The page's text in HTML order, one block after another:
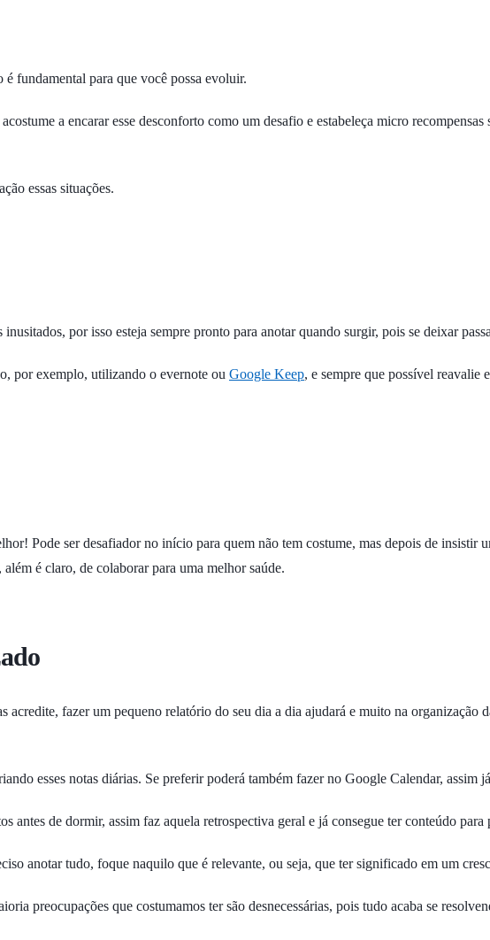
fundamental para que você possa evoluir.
a encarar esse desconforto como um desafio e estabeleça micro recompensas
essas situações.
por isso esteja sempre pronto para anotar quando surgir, pois se deixar
por exemplo, utilizando o evernote ou Google Keep, e sempre que possível reavalie
Pode ser desafiador no início para quem não tem costume, mas depois de
é claro, de colaborar para uma melhor saúde.
acredite, fazer um pequeno relatório do seu dia a dia ajudará e muito na organização
esses notas diárias. Se preferir poderá também fazer no Google Calendar, assim
antes de dormir, assim faz aquela retrospectiva geral e já consegue ter conteúdo para
anotar tudo, foque naquilo que é relevante, ou seja, que ter significado em um
preocupações que costumamos ter são desnecessárias, pois tudo acaba se